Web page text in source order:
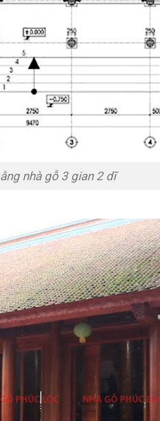
nhà gỗ 3 gian 2 dĩ